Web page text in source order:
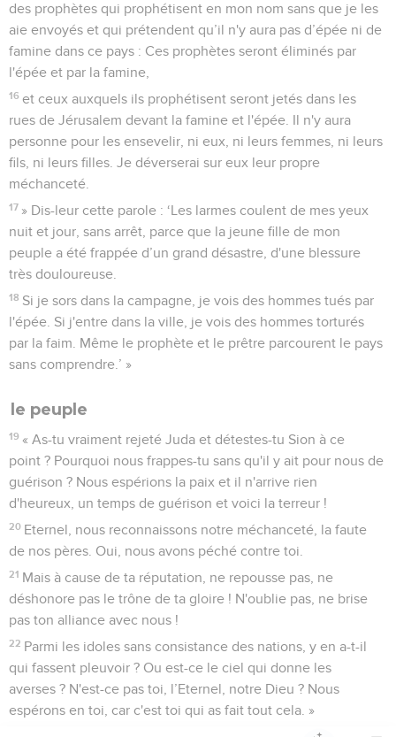
des prophètes qui prophétisent en mon nom sans que je les
aie envoyés et qui prétendent qu’il n'y aura pas d’épée ni de
famine dans ce pays : Ces prophètes seront éliminés par
l'épée et par la famine,
16 et ceux auxquels ils prophétisent seront jetés dans les
rues de Jérusalem devant la famine et l'épée. Il n'y aura
personne pour les ensevelir, ni eux, ni leurs femmes, ni leurs
fils, ni leurs filles. Je déverserai sur eux leur propre
méchanceté.
17 » Dis-leur cette parole : ‘Les larmes coulent de mes yeux
nuit et jour, sans arrêt, parce que la jeune fille de mon
peuple a été frappée d’un grand désastre, d'une blessure
très douloureuse.
18 Si je sors dans la campagne, je vois des hommes tués par
l'épée. Si j'entre dans la ville, je vois des hommes torturés
par la faim. Même le prophète et le prêtre parcourent le pays
sans comprendre.’ »
le peuple
19 « As-tu vraiment rejeté Juda et détestes-tu Sion à ce
point ? Pourquoi nous frappes-tu sans qu'il y ait pour nous de
guérison ? Nous espérions la paix et il n'arrive rien
d'heureux, un temps de guérison et voici la terreur !
20 Eternel, nous reconnaissons notre méchanceté, la faute
de nos pères. Oui, nous avons péché contre toi.
21 Mais à cause de ta réputation, ne repousse pas, ne
déshonore pas le trône de ta gloire ! N'oublie pas, ne brise
pas ton alliance avec nous !
22 Parmi les idoles sans consistance des nations, y en a-t-il
qui fassent pleuvoir ? Ou est-ce le ciel qui donne les
averses ? N'est-ce pas toi, l’Eternel, notre Dieu ? Nous
espérons en toi, car c'est toi qui as fait tout cela. »